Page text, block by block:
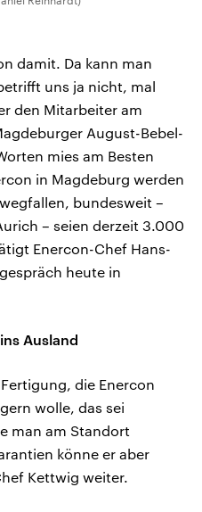
damit. Da kann man
uns ja nicht, mal
den Mitarbeiter am
August-Bebel-
mies am Besten
in Magdeburg werden
bundesweit –
– seien derzeit 3.000
Enercon-Chef Hans-
heute in
Ausland
die Enercon
wolle, das sei
man am Standort
könne er aber
Kettwig weiter.